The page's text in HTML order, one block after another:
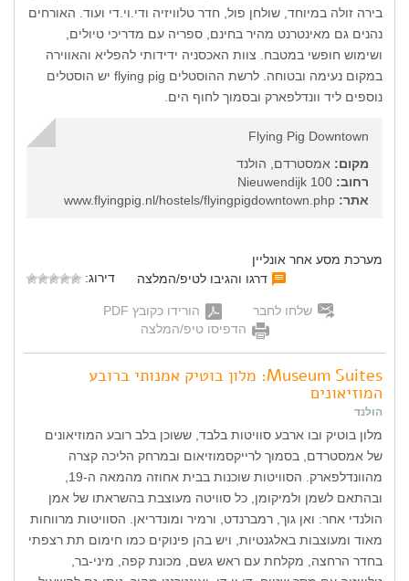
בירה זולה במיוחד, שולחן פול, חדר טלוויזיה ודי.וי.די ועוד. האורחים
נהנים גם מאינטרנט מהיר בחינם, ספריה עם מדריכי טיולים,
ושימוש חופשי במטבח. צוות האכסניה ידידותי להפליא והאווירה
במקום נעימה ובטוחה. לרשת ההוסטלים flying pig יש הוסטלים
נוספים ליד וונדלפארק ובסמוך לחוף הים.
Flying Pig Downtown
מקום: אמסטרדם, הולנד
רחוב:
אתר:
מערכת מסע אחר אונליין
דרגו והגיבו לטיפ/המלצה
דירוג:
שלחו לחבר
הורידו כקובץ PDF
הדפיסו טיפ/המלצה
Museum Suites: מלון בוטיק אמנותי ברובע
המוזיאונים
הולנד
מלון בוטיק ובו ארבע סוויטות בלבד, ששוכן בלב רובע המוזיאונים
של אמסטרדם, בסמוך לרייקסמוזיאום ובמרחק הליכה קצרה
ובהתאם לשמן ולמיקומן, כל סוויטה מעוצבת בהשראתו של אמן
הולנדי אחר: ואן גוך, רמברנדט, ורמיר ומונדריאן. הסוויטות מרווחות
מאוד ומעוצבות באלגנטיות, ויש בהן פינוקים כמו חימום תת רצפתי
בחדר הרחצה, מקלחת עם ראש גשם, מכונת קפה, מיני-בר,